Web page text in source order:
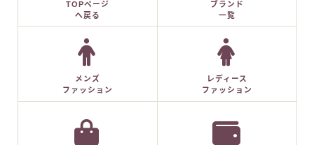
TOPページ
へ戻る
ブランド
一覧
メンズ
ファッション
レディース
ファッション